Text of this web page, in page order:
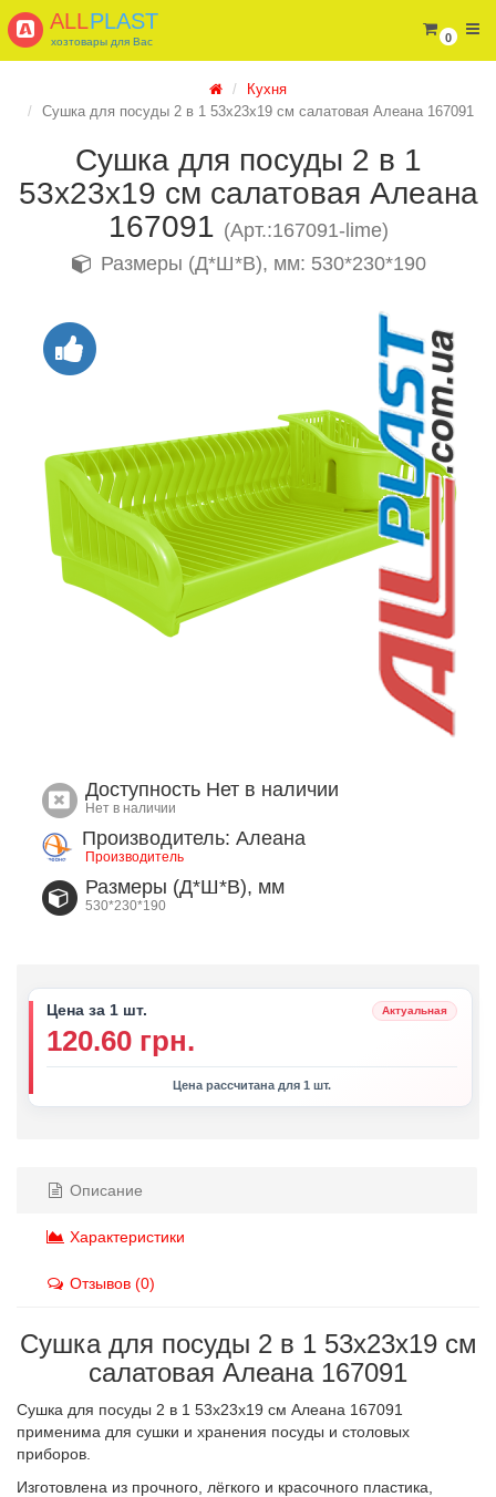
0
ALLPLAST
хозтовары для Вас
Кухня
Сушка для посуды 2 в 1 53х23х19 см салатовая Алеана 167091
Сушка для посуды 2 в 1
53х23х19 см салатовая Алеана
167091 (Арт.:167091-lime)
Размеры (Д*Ш*В), мм: 530*230*190
Доступность Нет в наличии
Нет в наличии
Производитель: Алеана
Производитель
Размеры (Д*Ш*В), мм
530*230*190
Цена за 1 шт. Актуальная
120.60 грн.
Цена рассчитана для 1 шт.
Описание
Характеристики
Отзывов (0)
Сушка для посуды 2 в 1 53х23х19 см
салатовая Алеана 167091
Сушка для посуды 2 в 1 53х23х19 см Алеана 167091
применима для сушки и хранения посуды и столовых
приборов.
Изготовлена из прочного, лёгкого и красочного пластика,